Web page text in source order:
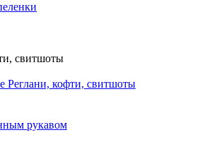
свитшоты
Реглани, кофти, свитшоты
рукавом